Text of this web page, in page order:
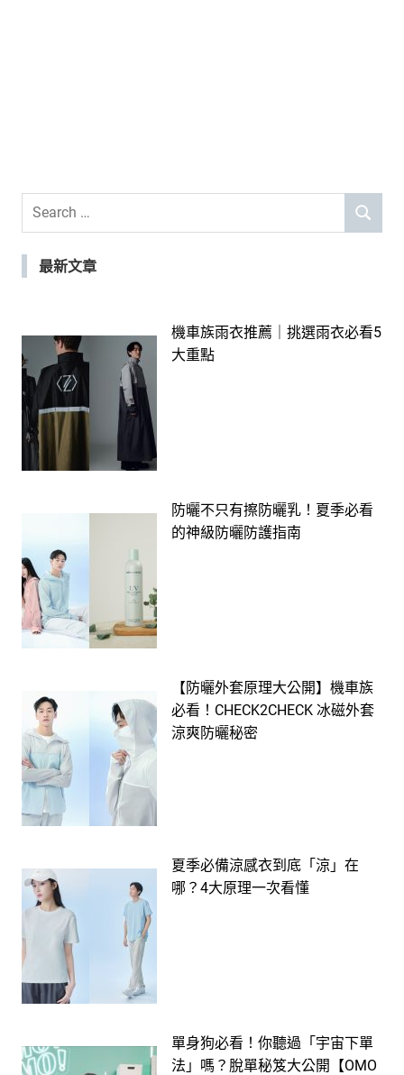
Search
SEARCH
最新文章
機車族雨衣推薦｜挑選雨衣必看5
大重點
防曬不只有擦防曬乳！夏季必看
的神級防曬防護指南
【防曬外套原理大公開】機車族
必看！CHECK2CHECK 冰磁外套
涼爽防曬秘密
夏季必備涼感衣到底「涼」在
哪？4大原理一次看懂
單身狗必看！你聽過「宇宙下單
法」嗎？脫單秘笈大公開【OMO